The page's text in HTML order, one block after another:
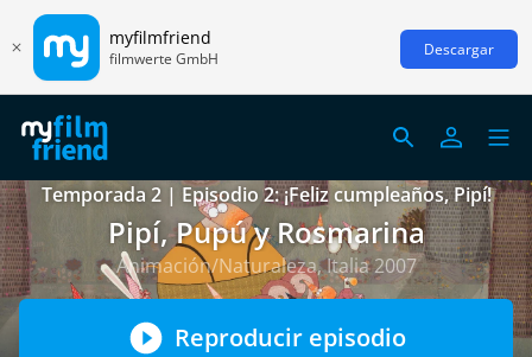
myfilmfriend
filmwerte GmbH Descargar
Temporada 2 | Episodio 2: ¡Feliz cumpleaños, Pipí!
Pipí, Pupú y Rosmarina
Animación/Naturaleza, Italia 2007
Reproducir episodio